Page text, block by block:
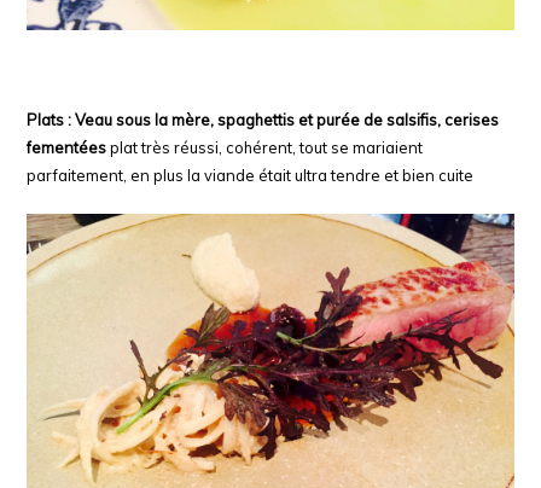
Plats : Veau sous la mère, spaghettis et purée de salsifis, cerises
fementéesplat très réussi, cohérent, tout se mariaient
parfaitement, en plus la viande était ultra tendre et bien cuite